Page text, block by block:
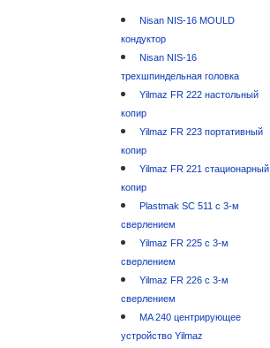
Nisan NIS-16 MOULD
кондуктор
Nisan NIS-16
трехшпиндельная головка
Yilmaz FR 222 настольный
копир
Yilmaz FR 223 портативный
копир
Yilmaz FR 221 стационарный
копир
Plastmak SC 511 с 3-м
сверлением
Yilmaz FR 225 с 3-м
сверлением
Yilmaz FR 226 с 3-м
сверлением
MA 240 центрирующее
устройство Yilmaz